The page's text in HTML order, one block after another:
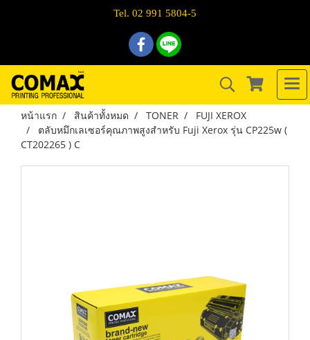
Tel. 02 991 5804-5
หน้าแรก สินค้าทั้งหมด TONER
FUJI XEROX
ตลับหมึกเลเซอร์คุณภาพสูงสำหรับ Fuji Xerox รุ่น CP225w (
CT202265 ) C